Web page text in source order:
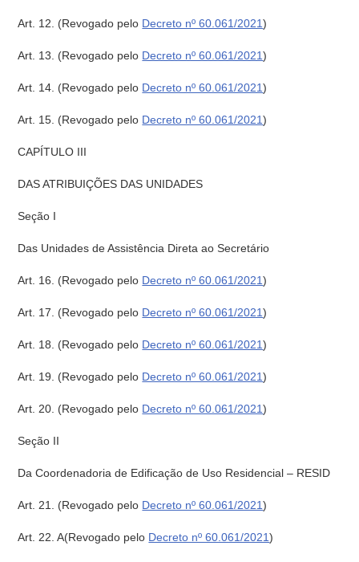
Art. 12. (Revogado pelo Decreto nº 60.061/2021)
Art. 13. (Revogado pelo Decreto nº 60.061/2021)
Art. 14. (Revogado pelo Decreto nº 60.061/2021)
Art. 15. (Revogado pelo Decreto nº 60.061/2021)
CAPÍTULO III
DAS ATRIBUIÇÕES DAS UNIDADES
Seção I
Das Unidades de Assistência Direta ao Secretário
Art. 16. (Revogado pelo Decreto nº 60.061/2021)
Art. 17. (Revogado pelo Decreto nº 60.061/2021)
Art. 18. (Revogado pelo Decreto nº 60.061/2021)
Art. 19. (Revogado pelo Decreto nº 60.061/2021)
Art. 20. (Revogado pelo Decreto nº 60.061/2021)
Seção II
Da Coordenadoria de Edificação de Uso Residencial – RESID
Art. 21. (Revogado pelo Decreto nº 60.061/2021)
Art. 22. A(Revogado pelo Decreto nº 60.061/2021)